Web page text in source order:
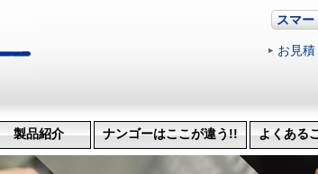
スマ
お見
製品紹介
機械加工
治具･省力化機械
試作・開発
特許技術
ナンゴーはここが違う!!
よくある